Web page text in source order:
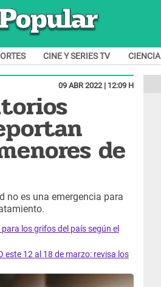
CINE Y SERIES TV CIENCIA
09 ABR 2022 | 12:09 H
de
no es una emergencia para
para los grifos del país según el
este 12 al 18 de marzo: revisa los